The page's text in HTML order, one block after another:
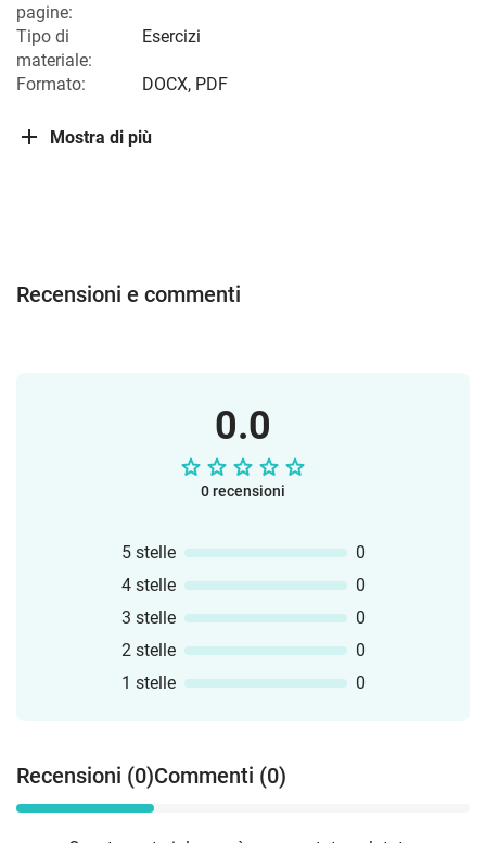
pagine:
Tipo di
materiale:
Esercizi
Formato: DOCX, PDF
Mostra di più
Recensioni e commenti
0.0
0 recensioni
5 stelle
0
4 stelle
0
3 stelle
0
2 stelle
0
1 stelle
0
Recensioni (0)Commenti (0)